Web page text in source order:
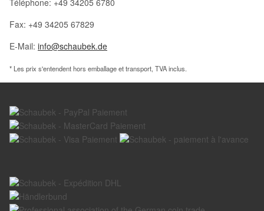
Téléphone: +49 34205 6780
Fax: +49 34205 67829
E-Mail: info@schaubek.de
* Les prix s'entendent hors emballage et transport, TVA inclus.